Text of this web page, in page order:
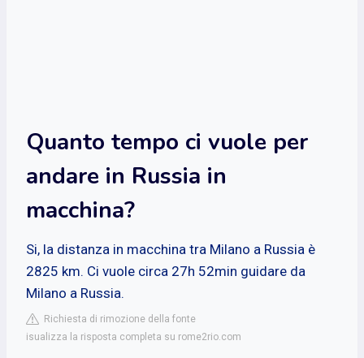
Quanto tempo ci vuole per
andare in Russia in
macchina?
Si, la distanza in macchina tra Milano a Russia è
2825 km. Ci vuole circa 27h 52min guidare da
Milano a Russia.
Richiesta di rimozione della fonte
isualizza la risposta completa su rome2rio.com